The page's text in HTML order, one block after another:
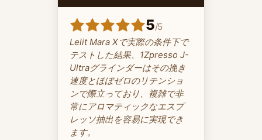
5/5
Lelit Mara Xで実際の条件下で
テストした結果、1Zpresso J-
Ultraグラインダーはその挽き
速度とほぼゼロのリテンショ
ンで際立っており、複雑で非
常にアロマティックなエスプ
レッソ抽出を容易に実現でき
ます。